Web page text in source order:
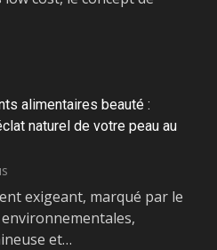
alimentaires beauté :
naturel de votre peau au
exigeant, marqué par le
et…